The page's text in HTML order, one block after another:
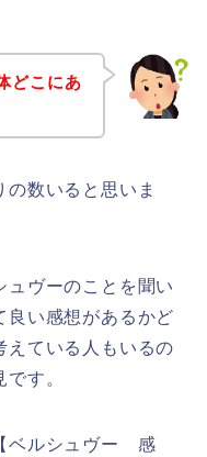
どこにあ
の数いると思いま
ュヴーのことを聞い
良い感想があるかど
えている人もいるの
す。
ベルシュヴー 感